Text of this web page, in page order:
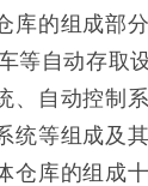
库的组成部
等自动存取
、自动控制
统等组成及
仓库的组成